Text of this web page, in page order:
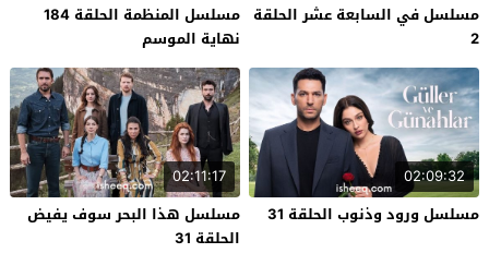
مسلسل في السابعة عشر الحلقة
2
مسلسل المنظمة الحلقة 184
نهاية الموسم
02:09:32
مسلسل ورود وذنوب الحلقة 31
02:11:17
مسلسل هذا البحر سوف يفيض
الحلقة 31